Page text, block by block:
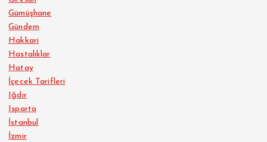
Gümüşhane
Gündem
Hakkari
Hastalıklar
Hatay
İçecek Tarifleri
Iğdır
Isparta
İstanbul
İzmir